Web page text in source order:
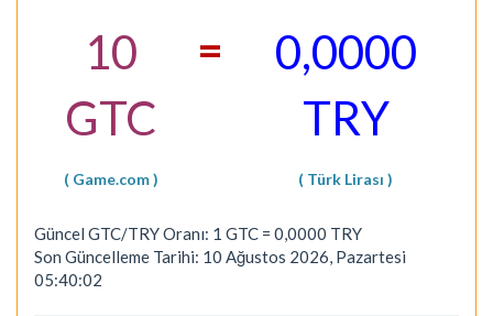
10
GTC
=
0,0000
TRY
( Game.com ) ( Türk Lirası )
Güncel GTC/TRY Oranı: 1 GTC = 0,0000 TRY
Son Güncelleme Tarihi: 10 Ağustos 2026, Pazartesi
05:40:02